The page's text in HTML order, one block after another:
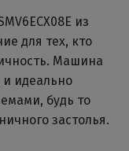
из
для тех, кто
Машина
идеально
будь то
застолья.